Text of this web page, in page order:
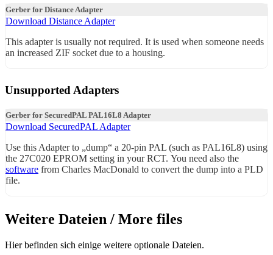
Gerber for Distance Adapter
Download Distance Adapter
This adapter is usually not required. It is used when someone needs
an increased ZIF socket due to a housing.
Unsupported Adapters
Gerber for SecuredPAL PAL16L8 Adapter
Download SecuredPAL Adapter
Use this Adapter to „dump“ a 20-pin PAL (such as PAL16L8) using
the 27C020 EPROM setting in your RCT. You need also the
software from Charles MacDonald to convert the dump into a PLD
file.
Weitere Dateien / More files
Hier befinden sich einige weitere optionale Dateien.